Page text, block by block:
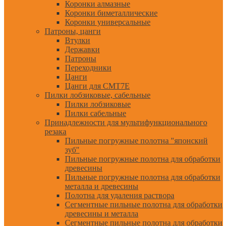
Коронки алмазные
Коронки биметаллические
Коронки универсальные
Патроны, цанги
Втулки
Державки
Патроны
Переходники
Цанги
Цанги для CMT7E
Пилки лобзиковые, сабельные
Пилки лобзиковые
Пилки сабельные
Принадлежности для мультифункционального
резака
Пильные погружные полотна "японский
зуб"
Пильные погружные полотна для обработки
древесины
Пильные погружные полотна для обработки
металла и древесины
Полотна для удаления раствора
Сегментные пильные полотна для обработки
древесины и металла
Сегментные пильные полотна для обработки